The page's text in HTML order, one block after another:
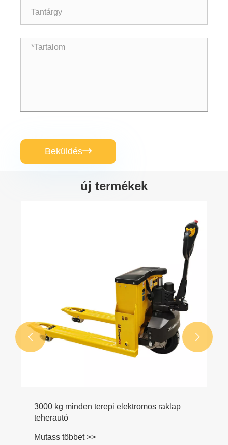
Beküldés
új termékek
3000 kg minden terepi elektromos raklap
teherautó
Mutass többet >>
 